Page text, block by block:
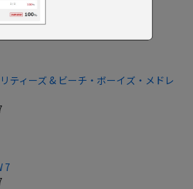
ット・ダウン
ティーズ & ビーチ・ボーイズ・メドレ
7